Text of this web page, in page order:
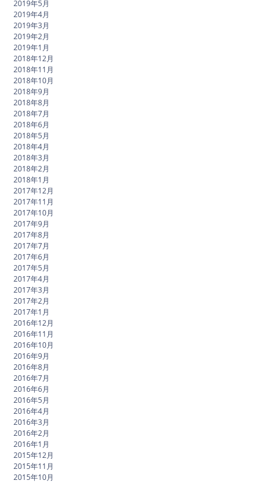
2019年5月
2019年4月
2019年3月
2019年2月
2019年1月
2018年12月
2018年11月
2018年10月
2018年9月
2018年8月
2018年7月
2018年6月
2018年5月
2018年4月
2018年3月
2018年2月
2018年1月
2017年12月
2017年11月
2017年10月
2017年9月
2017年8月
2017年7月
2017年6月
2017年5月
2017年4月
2017年3月
2017年2月
2017年1月
2016年12月
2016年11月
2016年10月
2016年9月
2016年8月
2016年7月
2016年6月
2016年5月
2016年4月
2016年3月
2016年2月
2016年1月
2015年12月
2015年11月
2015年10月